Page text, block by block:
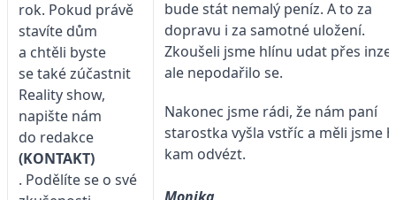
rok. Pokud právě
stavíte dům
a chtěli byste
se také zúčastnit
Reality show,
napište nám
do redakce
(KONTAKT)
. Podělíte se o své
bude stát nemalý peníz. A to za
dopravu i za samotné uložení.
Zkoušeli jsme hlínu udat přes
ale nepodařilo se.
Nakonec jsme rádi, že nám paní
starostka vyšla vstříc a měli jsme
kam odvézt.